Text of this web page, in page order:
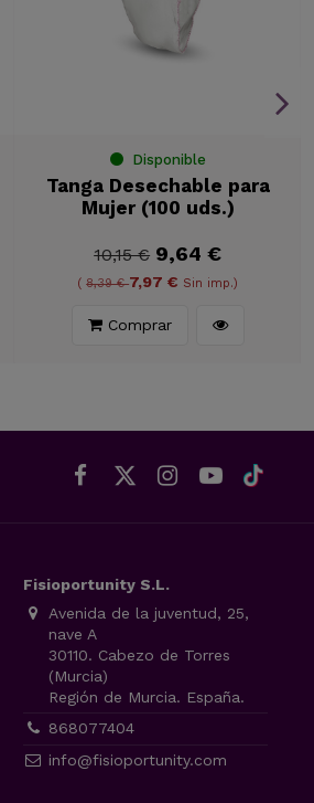
Disponible
Tanga Desechable para
Mujer (100 uds.)
10,15 € 9,64 €
(8,39 €7,97 € Sin imp.)
Comprar
Fisioportunity S.L.
Avenida de la juventud, 25,
nave A
30110. Cabezo de Torres
(Murcia)
Región de Murcia. España.
868077404
info@fisioportunity.com